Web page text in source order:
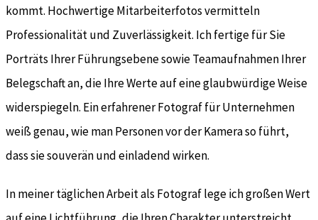
kommt. Hochwertige Mitarbeiterfotos vermitteln
Professionalität und Zuverlässigkeit. Ich fertige für Sie
Porträts Ihrer Führungsebene sowie Teamaufnahmen Ihrer
Belegschaft an, die Ihre Werte auf eine glaubwürdige Weise
widerspiegeln. Ein erfahrener Fotograf für Unternehmen
weiß genau, wie man Personen vor der Kamera so führt,
dass sie souverän und einladend wirken.
In meiner täglichen Arbeit als Fotograf lege ich großen Wert